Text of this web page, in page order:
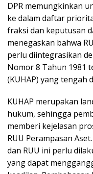
DPR memungkinkan
ke dalam daftar
fraksi dan keputusan
menegaskan bahwa
perlu diintegrasikan
Nomor 8 Tahun 1981
(KUHAP) yang tengah
KUHAP merupakan
hukum, sehingga
memberi kejelasan
RUU Perampasan
dan RUU ini perlu
yang dapat